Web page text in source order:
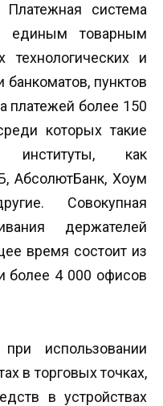
система
единым товарным
и
пунктов
платежей более 150
которых такие
институты, как
АбсолютБанк, Хоум
Совокупная
держателей
время состоит из
более 4 000 офисов
использовании
в торговых точках,
в устройствах